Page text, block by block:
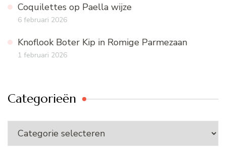
Coquilettes op Paella wijze
6 februari 2026
Knoflook Boter Kip in Romige Parmezaan
1 februari 2026
Categorieën
Categorieën